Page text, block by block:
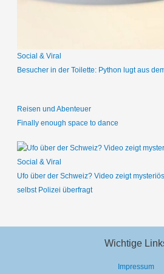
Social & Viral
Besucher in der Toilette: Python lugt aus
Reisen und Abenteuer
Finally enough space to dance
Social & Viral
Ufo über der Schweiz? Video zeigt
selbst Polizei überfragt
Wichtige
Impressum